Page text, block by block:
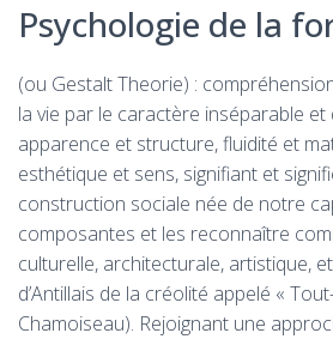
Psychologie de la
(ou Gestalt Theorie) :
la vie par le caractère inséparable et
apparence et structure, fluidité et
esthétique et sens, signifiant et
construction sociale née de notre
composantes et les reconnaître
culturelle, architecturale, artistique,
d’Antillais de la créolité appelé «
Chamoiseau). Rejoignant une